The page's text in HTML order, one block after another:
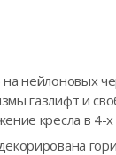
нейлоновых
газлифт и
кресла в 4-х